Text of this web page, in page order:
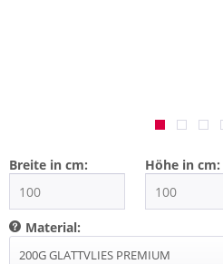
Breite in cm: Höhe in cm:
Material: